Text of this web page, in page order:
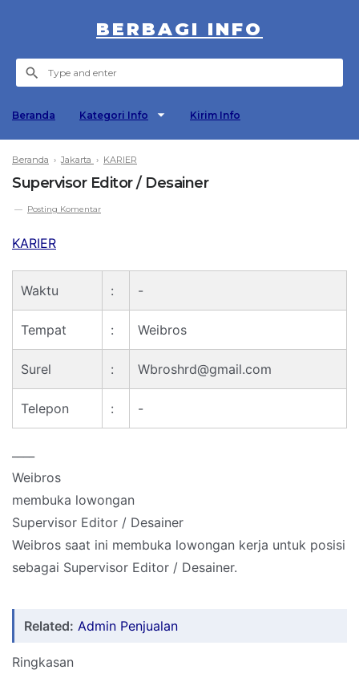
BERBAGI INFO
Beranda Kategori Info Kirim Info
Beranda ›Jakarta › KARIER
Supervisor Editor / Desainer
Posting Komentar
KARIER
Waktu : -
Tempat : Weibros
Surel : Wbroshrd@gmail.com
Telepon : -
Weibros
membuka lowongan
Supervisor Editor / Desainer
Weibros saat ini membuka lowongan kerja untuk posisi
sebagai Supervisor Editor / Desainer.
Related: Admin Penjualan
Ringkasan